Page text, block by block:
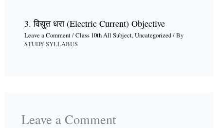
3. विद्युत धरा (Electric Current) Objective
Leave a Comment/Class 10th All Subject,Uncategorized/ By
STUDY SYLLABUS
Leave a Comment